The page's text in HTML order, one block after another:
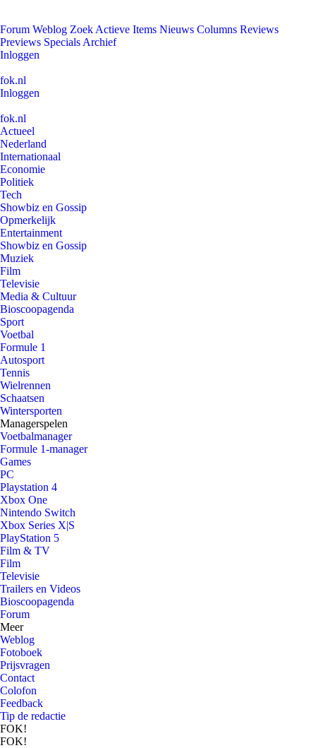
Forum Weblog Zoek Actieve Items Nieuws Columns Reviews
Previews Specials Archief
Inloggen
fok.nl
Inloggen
fok.nl
Actueel
Nederland
Internationaal
Economie
Politiek
Tech
Showbiz en Gossip
Opmerkelijk
Entertainment
Showbiz en Gossip
Muziek
Film
Televisie
Media & Cultuur
Bioscoopagenda
Sport
Voetbal
Formule 1
Autosport
Tennis
Wielrennen
Schaatsen
Wintersporten
Managerspelen
Voetbalmanager
Formule 1-manager
Games
PC
Playstation 4
Xbox One
Nintendo Switch
Xbox Series X|S
PlayStation 5
Film & TV
Film
Televisie
Trailers en Videos
Bioscoopagenda
Forum
Meer
Weblog
Fotoboek
Prijsvragen
Contact
Colofon
Feedback
Tip de redactie
FOK!
FOK!